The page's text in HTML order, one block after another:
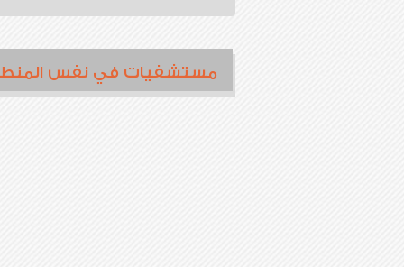
مستشفيات في نفس